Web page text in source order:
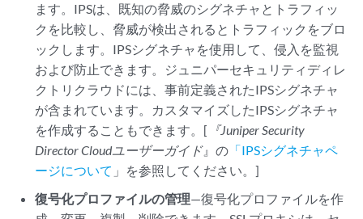
ます。IPSは、既知の脅威のシグネチャとトラフィッ
クを比較し、脅威が検出されるとトラフィックをブロ
ックします。IPSシグネチャを使用して、侵入を監視
および防止できます。ジュニパーセキュリティディレ
クトリクラウドには、事前定義されたIPSシグネチャ
が含まれています。カスタマイズしたIPSシグネチャ
を作成することもできます。[ 『Juniper Security
Director Cloudユーザーガイド』の 「IPSシグネチャペ
ージについて 」を参照してください。]
復号化プロファイルの管理—復号化プロファイルを作